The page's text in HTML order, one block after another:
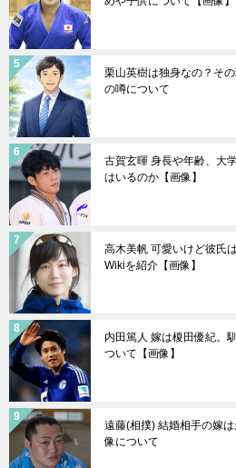
栗山英樹は独身なの？そ
の噂について
古賀玄暉 身長や年齢、大
はいるのか【画像】
高木美帆 可愛いけど彼氏
Wikiを紹介【画像】
内田篤人 嫁は榎田優紀。
ついて【画像】
遠藤(相撲) 結婚相手の嫁
像について